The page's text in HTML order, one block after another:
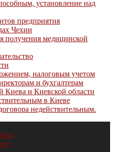
установление над
предприятия
Чехии
получения медицинской
налоговым учетом
и бухгалтерам
Киева и Киевской области
в Киеве
недействительным.